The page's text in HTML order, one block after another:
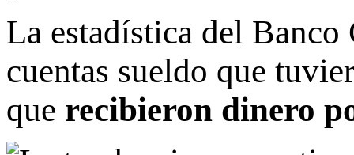
La estadística del Banco
cuentas sueldo que
que recibieron dinero